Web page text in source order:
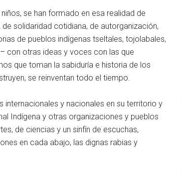
se han formado en esa realidad de
solidaridad cotidiana, de autorganización,
de pueblos indígenas tseltales, tojolabales,
con otras ideas y voces con las que
que toman la sabiduría e historia de los
se reinventan todo el tiempo.
y nacionales en su territorio y
Indígena y otras organizaciones y pueblos
de ciencias y un sinfín de escuchas,
en cada abajo, las dignas rabias y